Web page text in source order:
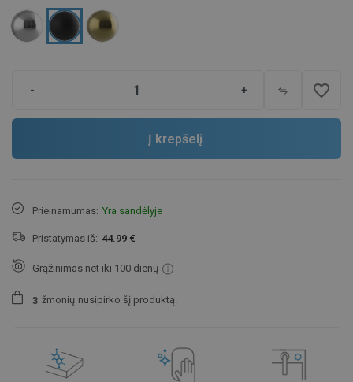
- + favorite_border
Į krepšelį
Prieinamumas: Yra sandėlyje
Pristatymas iš: 44.99 €
Grąžinimas net iki 100 dienų
3 žmonių nusipirko šį produktą.